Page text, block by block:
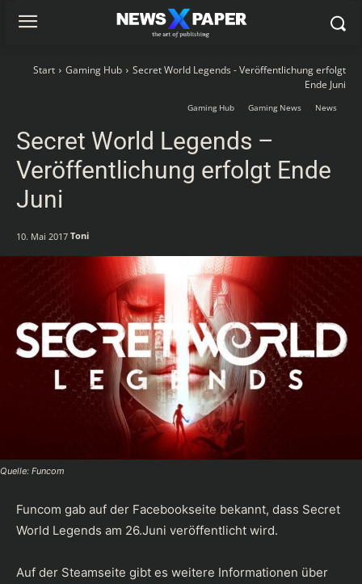
Start Gaming Hub
Secret World Legends - Veröffentlichung erfolgt
Ende Juni
Gaming Hub Gaming News News
Secret World Legends –
Veröffentlichung erfolgt Ende
Juni
10. Mai 2017 Toni
Quelle: Funcom
Funcom gab auf der Facebookseite bekannt, dass Secret
World Legends am 26.Juni veröffentlicht wird.
Auf der Steamseite gibt es weitere Informationen über